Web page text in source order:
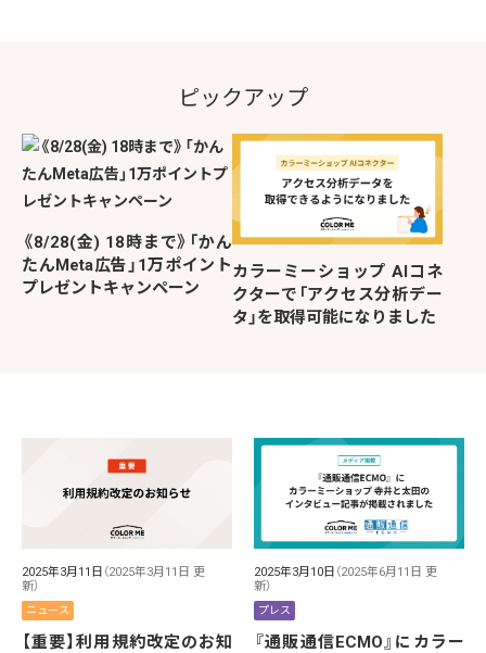
ピックアップ
《8/28(金) 18時まで》「かん
たんMeta広告」1万ポイント
プレゼントキャンペーン
カラーミーショップ AIコネ
クターで「アクセス分析デー
タ」を取得可能になりました
2025年3月11日 （2025年3月11日 更
新）
ニュース
【重要】利用規約改定のお知
2025年3月10日 （2025年6月11日 更
新）
プレス
『通販通信ECMO』にカラー